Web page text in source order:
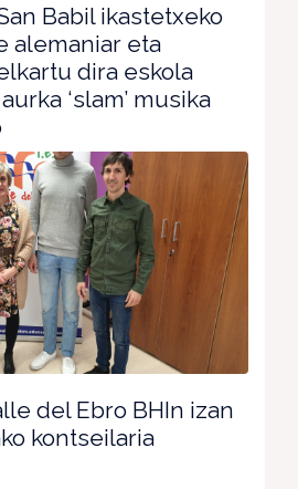
Babil ikastetxeko
alemaniar eta
dira eskola
‘slam’ musika
del Ebro BHIn izan
kontseilaria